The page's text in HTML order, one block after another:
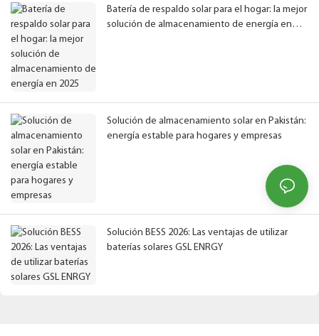
Batería de respaldo solar para el hogar: la mejor
solución de almacenamiento de energía en
Solución de almacenamiento solar en Pakistán:
energía estable para hogares y empresas
Solución BESS 2026: Las ventajas de utilizar
baterías solares GSL ENRGY